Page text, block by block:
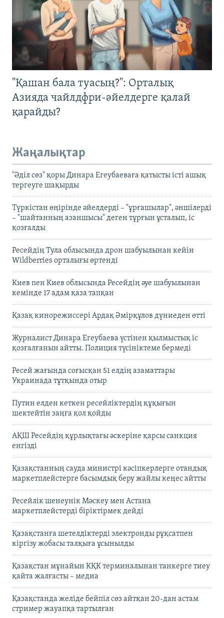
"Қашан бала туасың?": Орталық
Азияда чайлдфри-әйелдерге қалай
қарайды?
Жаңалықтар
"Әділ сөз" қоры Динара Егеубаеваға қатысты істі ашық
тергеуге шақырды
Түркістан өңірінде әйелдерді – "ұрғашылар", әншілерді
– "шайтанның азаншысы" деген тұрғын ұсталып, іс
қозғалды
Ресейдің Тула облысында дрон шабуылынан кейін
Wildberries орталығы өртенді
Киев пен Киев облысында Ресейдің әуе шабуылынан
кемінде 17 адам қаза тапқан
Қазақ кинорежиссері Ардақ Әмірқұлов дүниеден өтті
Журналист Динара Егеубаева үстінен қылмыстық іс
қозғалғанын айтты. Полиция түсініктеме бермеді
Ресей жағында соғысқан 51 елдің азаматтары
Украинада тұтқында отыр
Путин елден кеткен ресейліктердің құқығын
шектейтін заңға қол қойды
АҚШ Ресейдің құрлықтағы әскеріне қарсы санкция
енгізді
Қазақстанның сауда министрі кәсіпкерлерге отандық
маркетплейстерге басымдық беру жайлы кеңес айтты
Ресейлік шенеунік Мәскеу мен Астана
маркетплейстерді біріктірмек дейді
Қазақстанға шетелдіктерді электронды рұқсатпен
кіргізу жобасы талқыға ұсынылды
Қазақстан мұнайын КҚК терминалынан танкерге тиеу
қайта жалғасты – медиа
Қазақстанда желіде бейпіл сөз айтқан 20-дан астам
стример жауапқа тартылған